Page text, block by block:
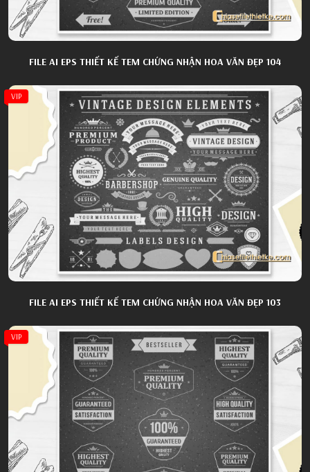
FILE AI EPS THIẾT KẾ TEM CHỨNG NHẬN HOA VĂN ĐẸP 104
VIP
FILE AI EPS THIẾT KẾ TEM CHỨNG NHẬN HOA VĂN ĐẸP 103
VIP